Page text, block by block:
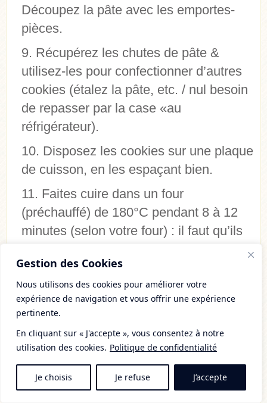
Gestion des Cookies
Nous utilisons des cookies pour améliorer votre
expérience de navigation et vous offrir une expérience
pertinente.
En cliquant sur « J'accepte », vous consentez à notre
utilisation des cookies. Politique de confidentialité
Je choisis Je refuse J’accepte
Découpez la pâte avec les emportes-
pièces.
Récupérez les chutes de pâte &
utilisez-les pour confectionner d’autres
cookies (étalez la pâte, etc. / nul besoin
de repasser par la case «au
réfrigérateur).
Disposez les cookies sur une plaque
de cuisson, en les espaçant bien.
Faites cuire dans un four
(préchauffé) de 180°C pendant 8 à 12
minutes (selon votre four) : il faut qu’ils
grille.
Les cookies se conservent très bien
dans une boîte hermétique pendant 1
semaine environ.